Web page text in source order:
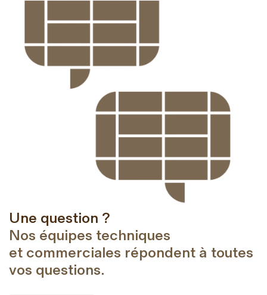
Une question ?
Nos équipes techniques
et commerciales répondent à toutes
vos questions.